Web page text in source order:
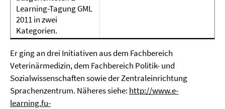
Learning-Tagung GML
2011 in zwei
Kategorien.
Er ging an drei Initiativen aus dem Fachbereich
Veterinärmedizin, dem Fachbereich Politik- und
Sozialwissenschaften sowie der Zentraleinrichtung
Sprachenzentrum. Näheres siehe: http://www.e-
learning.fu-